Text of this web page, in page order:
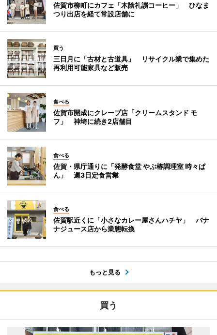
佐賀市柳町にカフェ「木陰礼讃コーヒー」 ひなま
つり出店を経て常設店舗に
買う
三日月に「古材と古道具」 リサイクル業で集めた
再利用可能家具など販売
食べる
佐賀市開成にクレープ店「クリームスタンド モ
フ」 神埼に続き2店舗目
食べる
佐賀・県庁通りに「発酵食堂 やぶ椿調理室 時々ぱ
ん」 週3日定食営業
食べる
佐賀駅近くに「小さなカレー屋さんハチヤ」 バナ
ナジュース店から業態転換
もっと見る
買う